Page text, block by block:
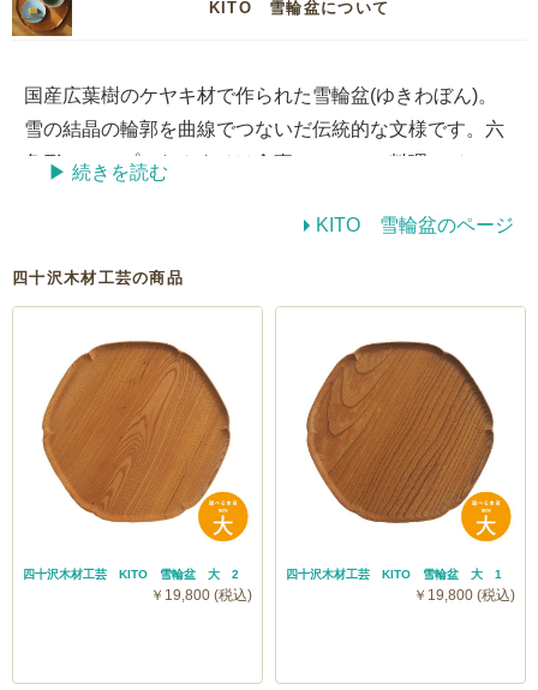
木といっしょに日常を過ごせるように、と名付けた
KITO 雪輪盆について
国産広葉樹のケヤキ材で作られた雪輪盆(ゆきわぼん)。
雪の結晶の輪郭を曲線でつないだ伝統的な文様です。六
角形のシンプルなカタチは食事のシーン、料理のジャン
盆は一枚板をそのまま削り出して作られています。大き
です。
▶︎ 続きを読む
KITO 雪輪盆のページ
四十沢木材工芸の商品
四十沢木材工芸 KITO 雪輪盆 大 2
￥19,800 (税込)
四十沢木材工芸 KITO 雪輪盆 大 1
￥19,800 (税込)